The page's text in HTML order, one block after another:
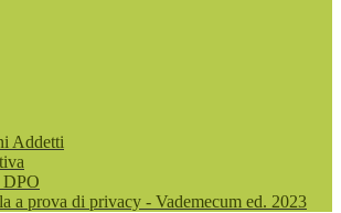
Addetti
DPO
a prova di privacy - Vademecum ed. 2023